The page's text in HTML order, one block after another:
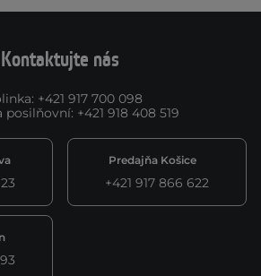
Kontaktujte nás
: +421 917 700 098
posilňovní: +421 918 408 519
Predajňa Košice
+421 917 866 622